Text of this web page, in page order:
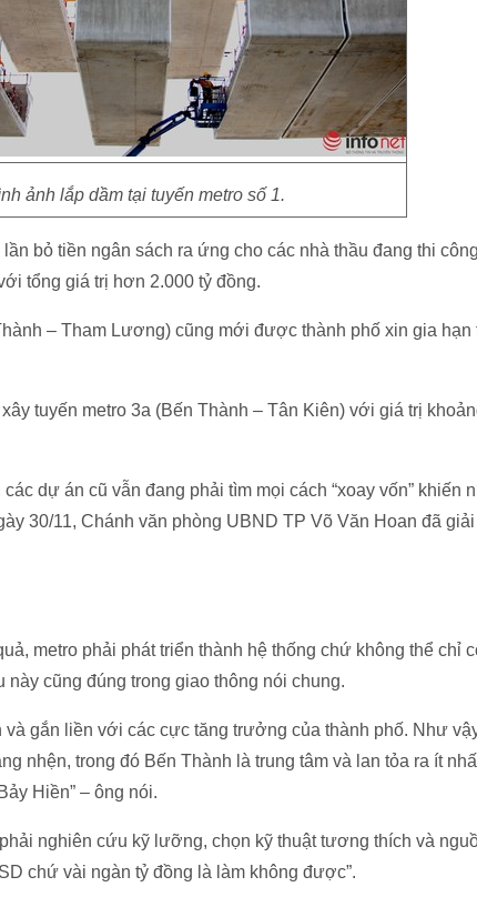
ảnh lắp dầm tại tuyến metro số 1.
bỏ tiền ngân sách ra ứng cho các nhà thầu đang thi
tổng giá trị hơn 2.000 tỷ đồng.
– Tham Lương) cũng mới được thành phố xin gia hạn
tuyến metro 3a (Bến Thành – Tân Kiên) với giá trị
dự án cũ vẫn đang phải tìm mọi cách “xoay vốn” khiến
30/11, Chánh văn phòng UBND TP Võ Văn Hoan đã
metro phải phát triển thành hệ thống chứ không thể chỉ
cũng đúng trong giao thông nói chung.
và gắn liền với các cực tăng trưởng của thành phố. Như
nhện, trong đó Bến Thành là trung tâm và lan tỏa ra ít
Hiền” – ông nói.
nghiên cứu kỹ lưỡng, chọn kỹ thuật tương thích và
chứ vài ngàn tỷ đồng là làm không được”.